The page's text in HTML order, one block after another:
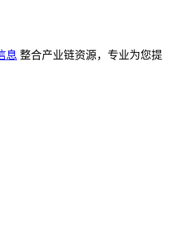
息 整合产业链资源，专业为您提